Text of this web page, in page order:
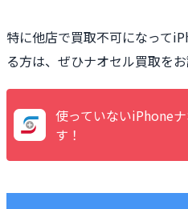
特に他店で買取不可になって
る方は、ぜひナオセル買取をお
使っていないiPhone
す！